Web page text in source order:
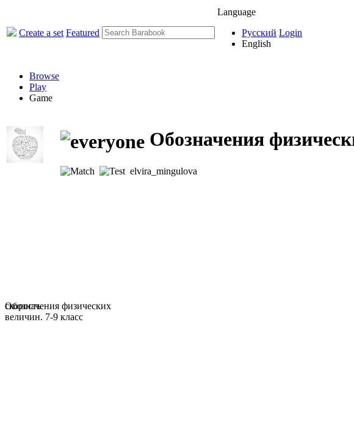
Create a set Featured
Language
Русский
English
Login
Browse
Play
Game
Обозначения
elvira_mingulova
Обозначения физических
величин. 7-9 класс
скорость